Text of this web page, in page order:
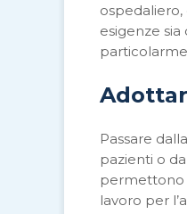
esigenze
Passare
pazienti o
permettono
lavoro per